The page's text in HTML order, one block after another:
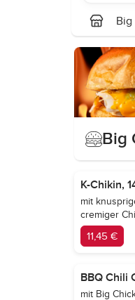
Big
Big
K-Chikin,
mit
cremiger
11,45 €
BBQ Chili
mit Big